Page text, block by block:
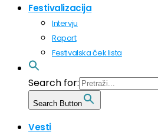
Festivalizacija
Intervju
Raport
Festivalska ček lista
Search for:
Search Button
Vesti